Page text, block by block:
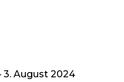
3. August 2024